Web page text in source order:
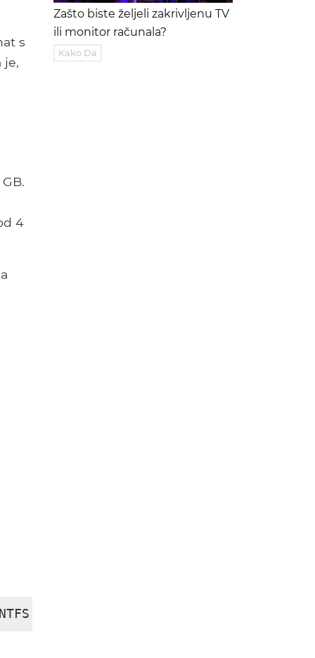
s
je,
4
NTFS [/ V] [/ CvtArea: naziv
Zašto biste željeli zakrivljenu TV
ili monitor računala?
Kako Da